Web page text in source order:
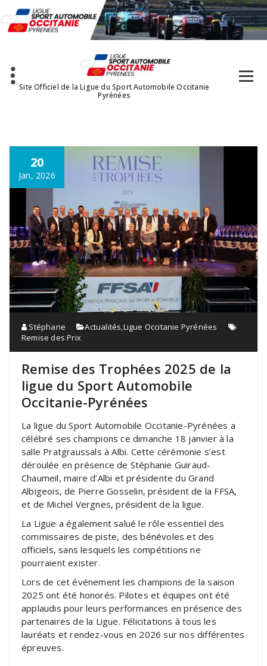
au
contenu
Site Officiel de la Ligue du Sport Automobile Occitanie
Pyrénées
20
Jan, 2026
Stéphane Actualités,Ligue Occitanie Pyrénées
Remise des Prix
Remise des Trophées 2025 de la
ligue du Sport Automobile
Occitanie-Pyrénées
La ligue du Sport Automobile Occitanie-Pyrénées a
célébré ses champions ce dimanche 18 janvier à la
salle Pratgraussals à Albi. Cette cérémonie s’est
déroulée en présence de Stéphanie Guiraud-
Chaumeil, maire d’Albi et présidente du Grand
Albigeois, de Pierre Gosselin, président de la FFSA,
et de Michel Vergnes, président de la ligue.
La Ligue a également salué le rôle essentiel des
commissaires de piste, des bénévoles et des
officiels, sans lesquels les compétitions ne
pourraient exister.
Lors de cet événement les champions de la saison
2025 ont été honorés. Pilotes et équipes ont été
applaudis pour leurs performances en présence des
partenaires de la Ligue. Félicitations à tous les
lauréats et rendez-vous en 2026 sur nos différentes
épreuves.